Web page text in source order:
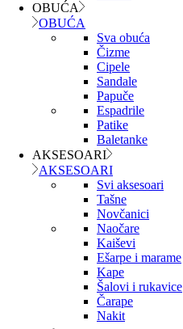
OBUĆA
OBUĆA
Sva obuća
Čizme
Cipele
Sandale
Papuče
Espadrile
Patike
Baletanke
AKSESOARI
AKSESOARI
Svi aksesoari
Tašne
Novčanici
Naočare
Kaiševi
Ešarpe i marame
Kape
Šalovi i rukavice
Čarape
Nakit